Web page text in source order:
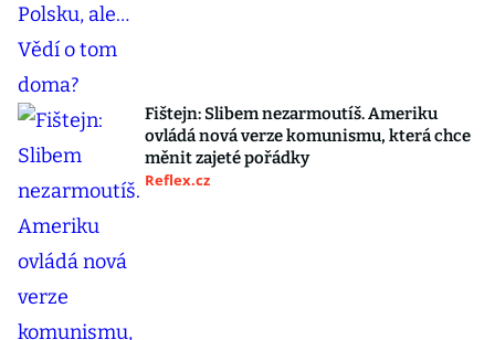
Fištejn: Slibem nezarmoutíš. Ameriku
ovládá nová verze komunismu, která chce
měnit zajeté pořádky
Reflex.cz